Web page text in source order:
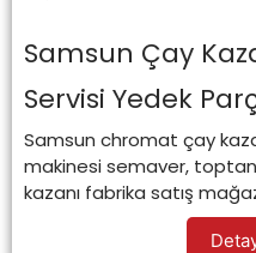
Samsun Çay
Servisi Yedek
Samsun chromat çay
makinesi semaver,
kazanı fabrika satış